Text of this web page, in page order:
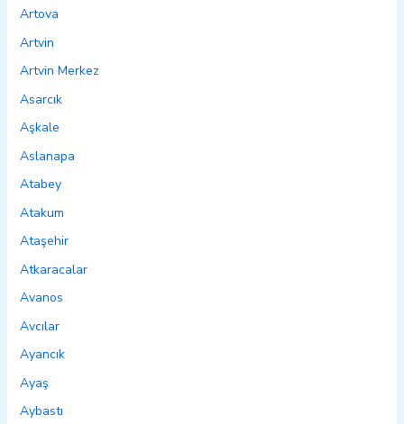
Artova
Artvin
Artvin Merkez
Asarcık
Aşkale
Aslanapa
Atabey
Atakum
Ataşehir
Atkaracalar
Avanos
Avcılar
Ayancık
Ayaş
Aybastı